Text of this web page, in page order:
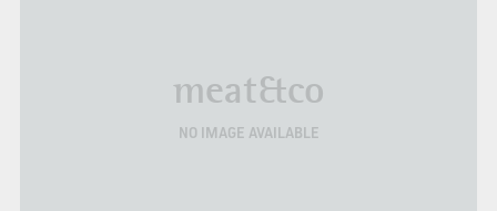
meat&co
NO IMAGE AVAILABLE